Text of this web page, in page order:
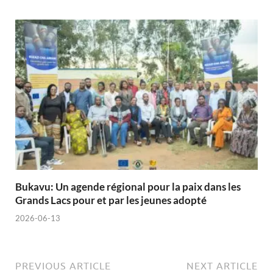
Bukavu: Un agende régional pour la paix dans les
Grands Lacs pour et par les jeunes adopté
2026-06-13
PREVIOUS ARTICLE NEXT ARTICLE